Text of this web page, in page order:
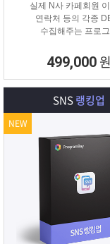
실제 N사 카페회원
연락처 등의 각종
수집해주는 프로
499,000 원
SNS랭킹업
NEW